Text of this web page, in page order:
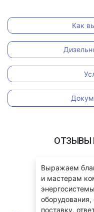
Как
ОТЗЫВЫ
Выражаем
и мастерам
оборудования,
поставку,